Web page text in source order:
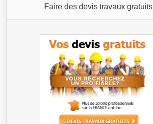
Faire des devis travaux gratuits